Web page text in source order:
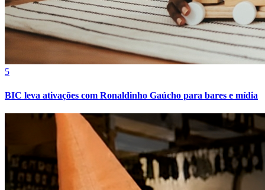
Fortaleza
5
BIC leva ativações com Ronaldinho Gaúcho para bares e mídia